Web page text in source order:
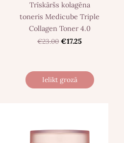
Trīskāršs kolagēna
toneris Medicube Triple
Collagen Toner 4.0
€23.00 €17.25
Ielikt grozā